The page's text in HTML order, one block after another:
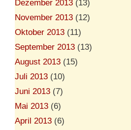
Dezember 2013 (13)
November 2013 (12)
Oktober 2013 (11)
September 2013 (13)
August 2013 (15)
Juli 2013 (10)
Juni 2013 (7)
Mai 2013 (6)
April 2013 (6)